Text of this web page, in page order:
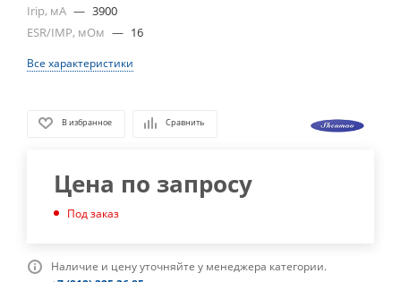
Irip, мА — 3900
ESR/IMP, мОм — 16
Все характеристики
В избранное Сравнить
Цена по запросу
Под заказ
Наличие и цену уточняйте у менеджера категории.